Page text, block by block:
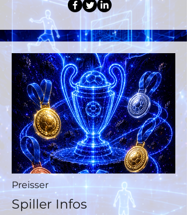
Preisser
Spiller Infos